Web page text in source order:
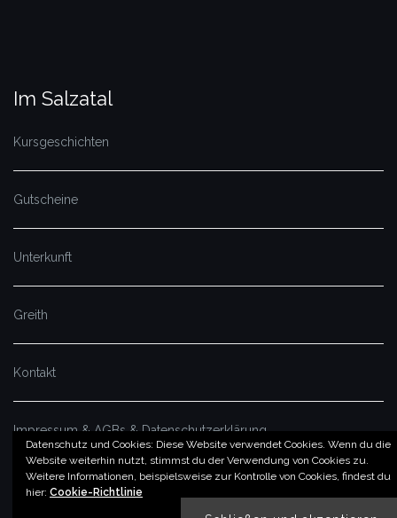
Datenschutz und Cookies: Diese Website verwendet Cookies. Wenn du die
Website weiterhin nutzt, stimmst du der Verwendung von Cookies zu.
Weitere Informationen, beispielsweise zur Kontrolle von Cookies, findest du
hier: Cookie-Richtlinie
Im Salzatal
Kursgeschichten
Gutscheine
Unterkunft
Greith
Kontakt
Impressum & AGBs & Datenschutzerklärung
© by imSalzatal.at